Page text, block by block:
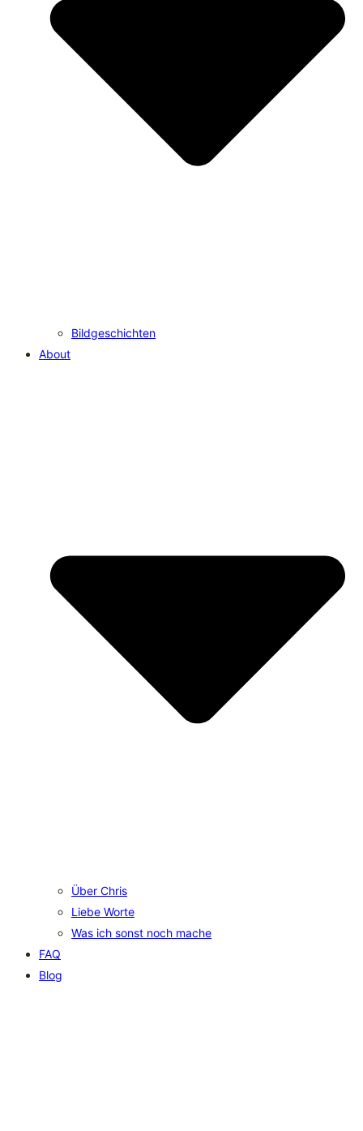
Bildgeschichten
About
Über Chris
Liebe Worte
Was ich sonst noch mache
FAQ
Blog